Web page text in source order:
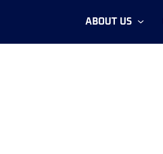
ABOUT US